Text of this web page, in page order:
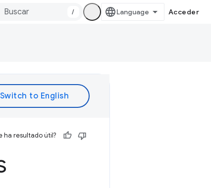
/ Acceder
ha resultado útil?